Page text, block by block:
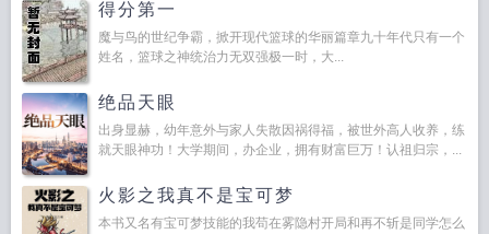
得分第一
魔与鸟的世纪争霸，掀开现代篮球的华丽篇章九十年代只有一个
姓名，篮球之神统治力无双强极一时，大...
绝品天眼
出身显赫，幼年意外与家人失散因祸得福，被世外高人收养，练
就天眼神功！大学期间，办企业，拥有财富巨万！认祖归宗，...
火影之我真不是宝可梦
本书又名有宝可梦技能的我苟在雾隐村开局和再不斩是同学怎么